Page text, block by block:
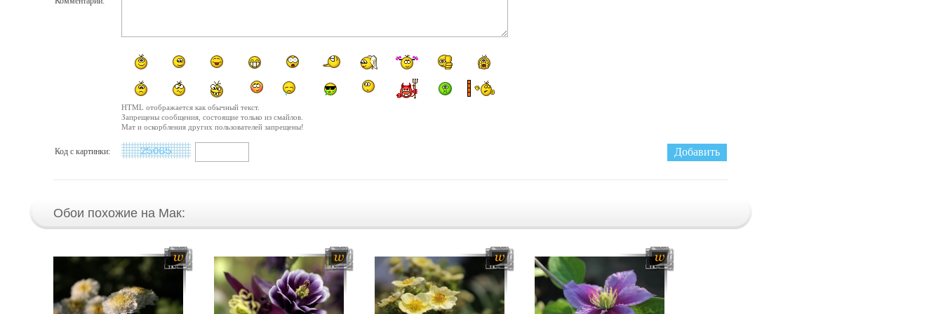
HTML отображается как обычный текст.
Запрещены сообщения, состоящие только из смайлов.
Мат и оскорбления других пользователей запрещены!
Код с картинки:
Обои похожие на Мак: